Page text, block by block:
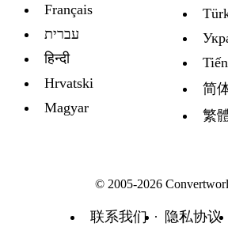
Français
עברית
हिन्दी
Hrvatski
Magyar
简
繁
© 2005-2026
联系我们 隐私协议